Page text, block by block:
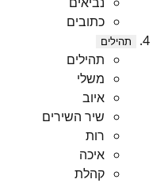
כתובים
תהילים
תהילים
משלי
איוב
שיר השירים
רות
איכה
קהלת